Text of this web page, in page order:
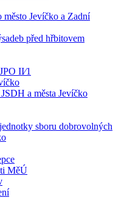
město Jevíčko a Zadní
před hřbitovem
II⁄1
a města Jevíčko
sboru dobrovolných
MěÚ